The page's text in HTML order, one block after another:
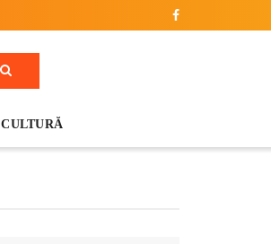
CULTURĂ